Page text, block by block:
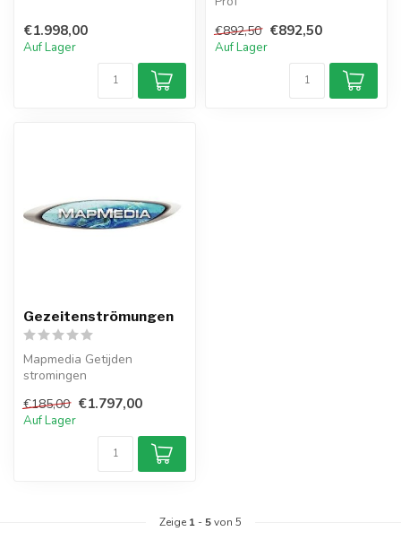
€1.998,00
Auf Lager
€892,50 €892,50
Auf Lager
Gezeitenströmungen
Mapmedia Getijden
stromingen
€185,00 €1.797,00
Auf Lager
Zeige 1 -5von 5